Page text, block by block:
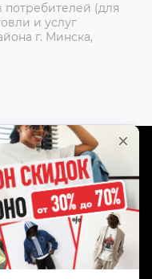
(для
и услуг
г. Минска,
“Нохо
регистрации №